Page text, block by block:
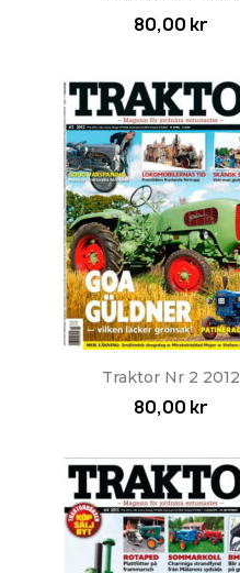
80,00 kr
Snabbvy
Traktor Nr 2 2012
80,00 kr